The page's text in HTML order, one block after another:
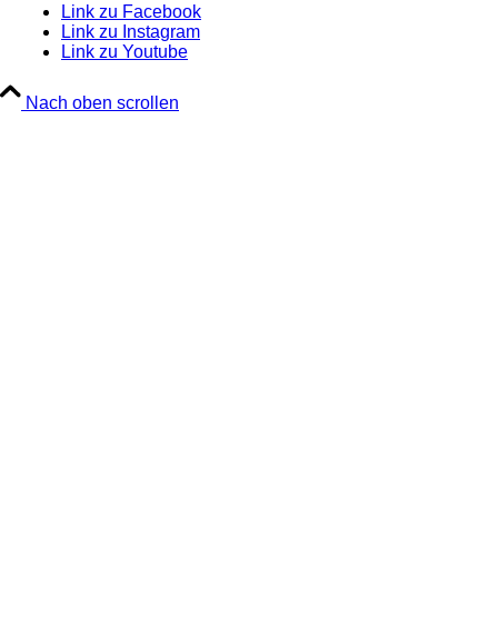
Link zu Facebook
Link zu Instagram
Link zu Youtube
Nach oben scrollen